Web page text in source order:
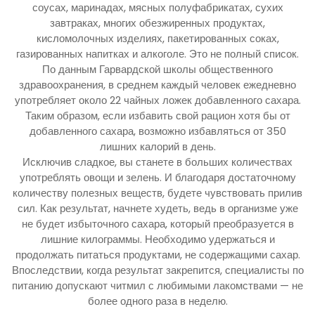
соусах, маринадах, мясных полуфабрикатах, сухих
завтраках, многих обезжиренных продуктах,
кисломолочных изделиях, пакетированных соках,
газированных напитках и алкоголе. Это не полный список.
По данным Гарвардской школы общественного
здравоохранения, в среднем каждый человек ежедневно
употребляет около 22 чайных ложек добавленного сахара.
Таким образом, если избавить свой рацион хотя бы от
добавленного сахара, возможно избавляться от 350
лишних калорий в день.
Исключив сладкое, вы станете в больших количествах
употреблять овощи и зелень. И благодаря достаточному
количеству полезных веществ, будете чувствовать прилив
сил. Как результат, начнете худеть, ведь в организме уже
не будет избыточного сахара, который преобразуется в
лишние килограммы. Необходимо удержаться и
продолжать питаться продуктами, не содержащими сахар.
Впоследствии, когда результат закрепится, специалисты по
питанию допускают читмил с любимыми лакомствами — не
более одного раза в неделю.